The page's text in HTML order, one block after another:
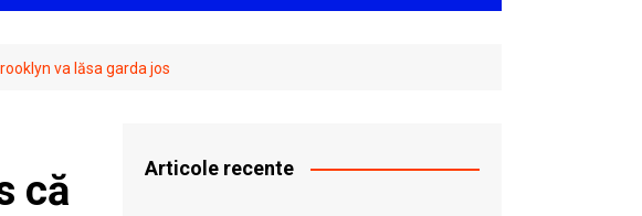
va lăsa garda jos
că
Articole recente